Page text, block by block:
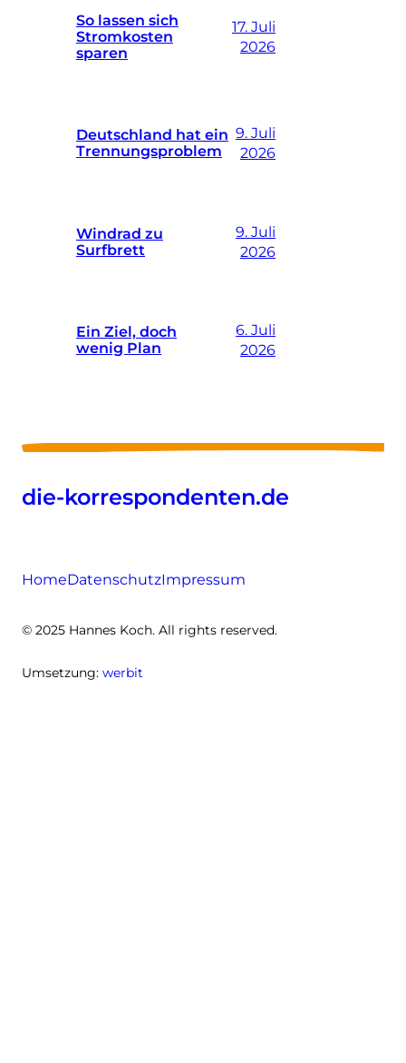
So lassen sich
Stromkosten
sparen
17. Juli
2026
Deutschland hat ein
Trennungsproblem
9. Juli
2026
Windrad zu
Surfbrett
9. Juli
2026
Ein Ziel, doch
wenig Plan
6. Juli
2026
die-korrespondenten.de
HomeDatenschutzImpressum
© 2025 Hannes Koch. All rights reserved.
Umsetzung: werbit